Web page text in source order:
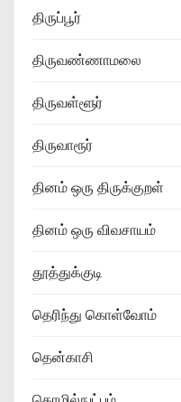
திருப்பூர்
திருவண்ணாமலை
திருவள்ளூர்
திருவாரூர்
தினம் ஒரு திருக்குறள்
தினம் ஒரு விவசாயம்
தூத்துக்குடி
தெரிந்து கொள்வோம்
தென்காசி